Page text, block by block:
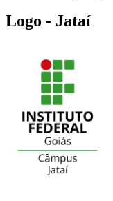
Logo - Jataí